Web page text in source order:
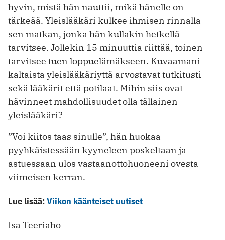
hyvin, mistä hän nauttii, mikä hänelle on
tärkeää. Yleislääkäri kulkee ihmisen rinnalla
sen matkan, jonka hän kullakin hetkellä
tarvitsee. Jollekin 15 minuuttia riittää, toinen
tarvitsee tuen loppuelämäkseen. Kuvaamani
kaltaista yleislääkäriyttä arvostavat tutkitusti
sekä lääkärit että potilaat. Mihin siis ovat
hävinneet mahdollisuudet olla tällainen
yleislääkäri?
”Voi kiitos taas sinulle”, hän huokaa
pyyhkäistessään kyyneleen poskeltaan ja
astuessaan ulos vastaanottohuoneeni ovesta
viimeisen kerran.
Lue lisää:Viikon käänteiset uutiset
Isa Teeriaho